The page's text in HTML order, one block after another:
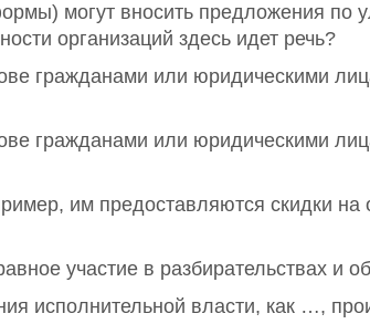
могут вносить предложения по
организаций здесь идет речь?
гражданами или юридическими
гражданами или юридическими
им предоставляются скидки на
участие в разбирательствах и
исполнительной власти, как …,